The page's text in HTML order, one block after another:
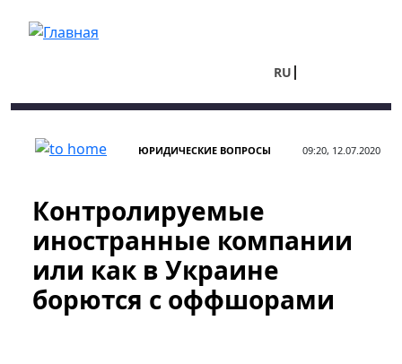
RU
ЮРИДИЧЕСКИЕ ВОПРОСЫ 09:20, 12.07.2020
Контролируемые
иностранные компании
или как в Украине
борются с оффшорами